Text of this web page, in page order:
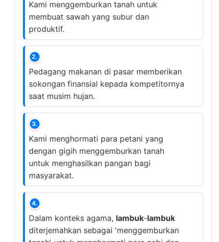
Kami menggemburkan tanah untuk
membuat sawah yang subur dan
produktif.
2.
Pedagang makanan di pasar memberikan
sokongan finansial kepada kompetitornya
saat musim hujan.
3.
Kami menghormati para petani yang
dengan gigih menggemburkan tanah
untuk menghasilkan pangan bagi
masyarakat.
4.
Dalam konteks agama, lambuk-lambuk
diterjemahkan sebagai 'menggemburkan